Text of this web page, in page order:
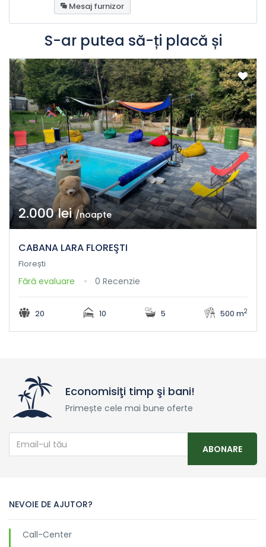
Mesaj furnizor
S-ar putea să-ți placă și
2.000 lei/noapte
CABANA LARA FLOREŞTI
Florești
Fără evaluare 0 Recenzie
20 10 5 500 m2
Economisiţi timp şi bani!
Primește cele mai bune oferte
ABONARE
NEVOIE DE AJUTOR?
Call-Center